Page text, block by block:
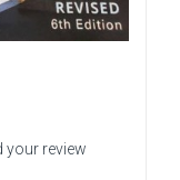
your review